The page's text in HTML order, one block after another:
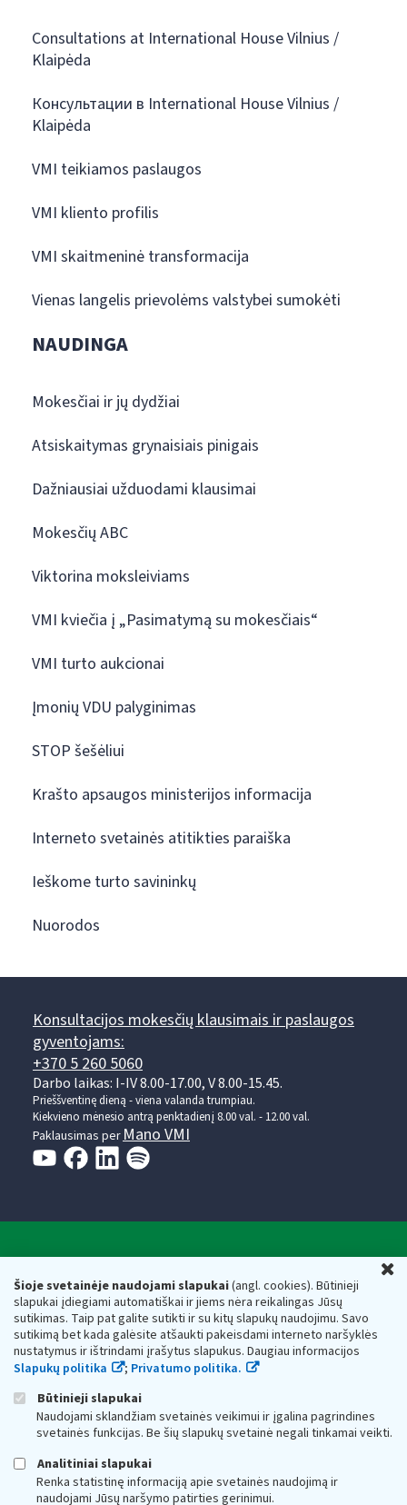
Šioje svetainėje naudojami slapukai(angl. cookies). Būtinieji
slapukai įdiegiami automatiškai ir jiems nėra reikalingas Jūsų
sutikimas. Taip pat galite sutikti ir su kitų slapukų naudojimu. Savo
sutikimą bet kada galėsite atšaukti pakeisdami interneto naršyklės
nustatymus ir ištrindami įrašytus slapukus. Daugiau informacijos
Slapukų politika
; Privatumo politika.
Būtinieji slapukai
Naudojami sklandžiam svetainės veikimui ir įgalina pagrindines
svetainės funkcijas. Be šių slapukų svetainė negali tinkamai veikti.
Analitiniai slapukai
Renka statistinę informaciją apie svetainės naudojimą ir
naudojami Jūsų naršymo patirties gerinimui.
Consultations at International House Vilnius /
Klaipėda
Консультации в International House Vilnius /
Klaipėda
VMI teikiamos paslaugos
VMI kliento profilis
VMI skaitmeninė transformacija
Vienas langelis prievolėms valstybei sumokėti
NAUDINGA
Mokesčiai ir jų dydžiai
Atsiskaitymas grynaisiais pinigais
Dažniausiai užduodami klausimai
Mokesčių ABC
Viktorina moksleiviams
VMI kviečia į „Pasimatymą su mokesčiais“
VMI turto aukcionai
Įmonių VDU palyginimas
STOP šešėliui
Krašto apsaugos ministerijos informacija
Interneto svetainės atitikties paraiška
Ieškome turto savininkų
Nuorodos
Konsultacijos mokesčių klausimais ir paslaugos
gyventojams:
+370 5 260 5060
Darbo laikas: I-IV 8.00-17.00, V 8.00-15.45.
Prieššventinę dieną - viena valanda trumpiau.
Kiekvieno mėnesio antrą penktadienį 8.00 val. - 12.00 val.
Paklausimas per Mano VMI
Respublikos finansų ministerijos
Biudžetinė įstaiga. Juridinio asmens kodas — 188659752,
adresas: Vasario 16-osios g. 14, 01107 Vilnius, Lietuva, el.paštas:
vmi@vmi.lt, E. pristatymo dėžutės adresas 188659752
Duomenys apie Valstybinę mokesčių inspekciją prie Lietuvos
Respublikos finansų ministerijos kaupiami ir saugomi Juridinių